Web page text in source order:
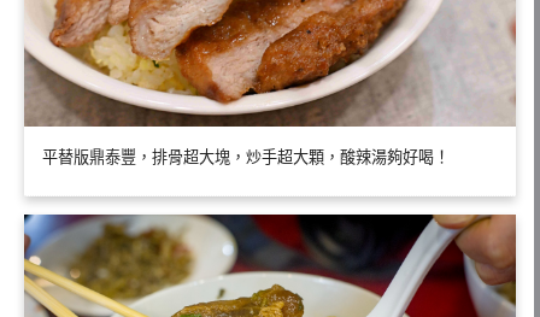
平替版鼎泰豐，排骨超大塊，炒手超大顆，酸辣湯夠好喝！